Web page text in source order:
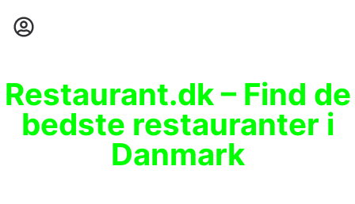
Restaurant.dk – Find de
bedste restauranter i
Danmark